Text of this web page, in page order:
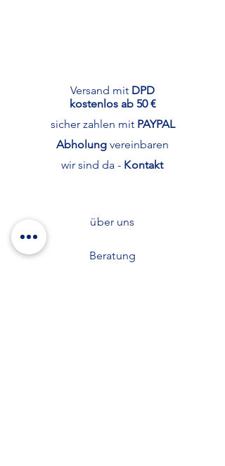
Versand mit DPD
kostenlos ab 50 €
sicher zahlen mit PAYPAL
Abholung vereinbaren
wir sind da - Kontakt
über uns
Beratung